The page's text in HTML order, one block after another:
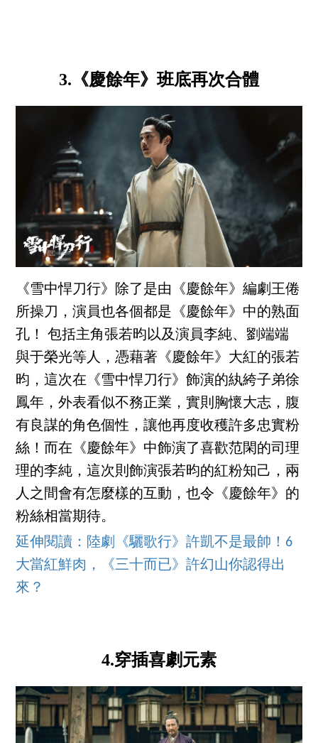
3.《慶餘年》班底再次合體
《雪中悍刀行》除了是由《慶餘年》編劇王倦
所操刀，演員也各個都是《慶餘年》中的熟面
孔！ 包括主角張若昀以及演員李純、劉端端
與于榮光等人，憑藉著《慶餘年》大紅的張若
昀，這次在《雪中悍刀行》飾演的紈絝子弟徐
鳳年，外表看似不務正業，實則胸懷大志，腹
有良謀的角色個性，讓他再度收穫許多忠實粉
絲！而在《慶餘年》中飾演了喜歡范閑的司理
理的李純，這次則飾演張若昀的紅粉知己，兩
人之間會有怎麼樣的互動，也令《慶餘年》的
粉絲相當期待。
延伸閱讀：陸劇《驪歌行》許凱不是最帥！6
大當紅鮮肉，《三十而已》許幻山你認得出
來？
4.穿插喜劇元素